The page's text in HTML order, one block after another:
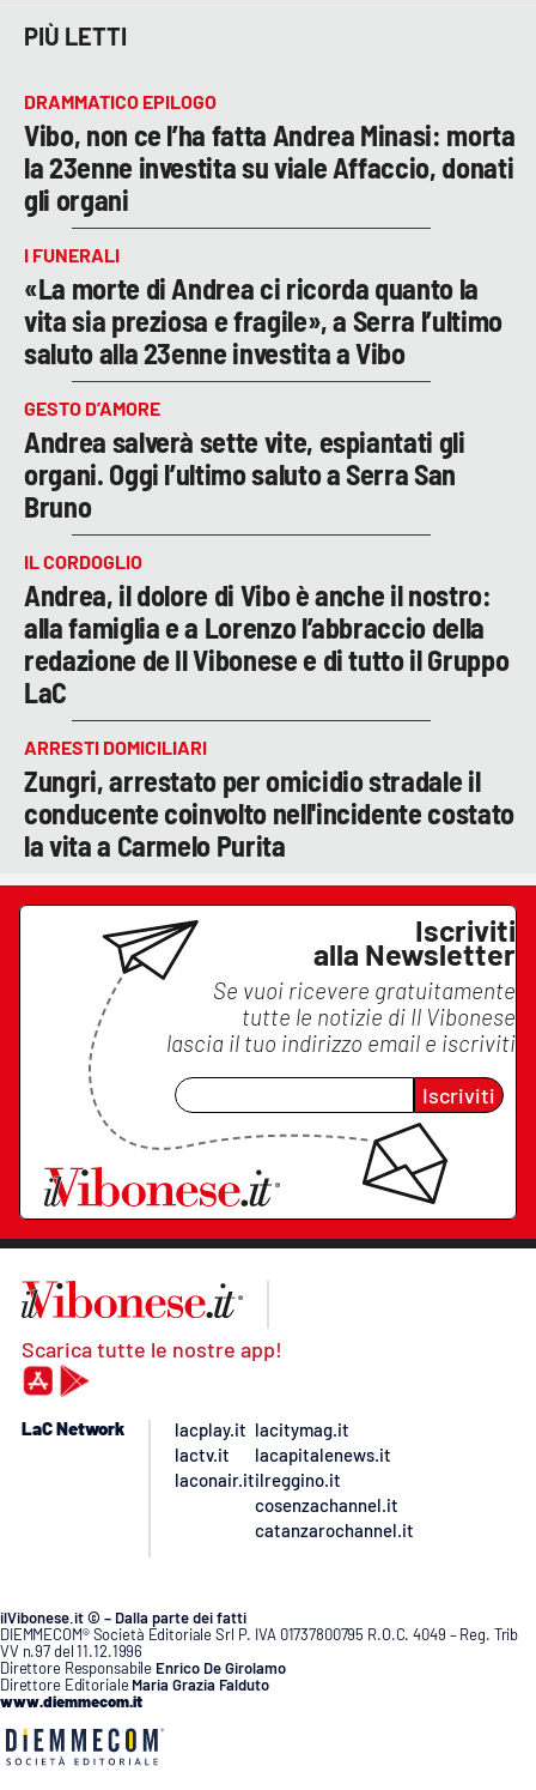
PIÙ LETTI
DRAMMATICO EPILOGO
Vibo, non ce l’ha fatta Andrea Minasi: morta
la 23enne investita su viale Affaccio, donati
gli organi
I FUNERALI
«La morte di Andrea ci ricorda quanto la
vita sia preziosa e fragile», a Serra l’ultimo
saluto alla 23enne investita a Vibo
GESTO D’AMORE
Andrea salverà sette vite, espiantati gli
organi. Oggi l’ultimo saluto a Serra San
Bruno
IL CORDOGLIO
Andrea, il dolore di Vibo è anche il nostro:
alla famiglia e a Lorenzo l’abbraccio della
redazione de Il Vibonese e di tutto il Gruppo
LaC
ARRESTI DOMICILIARI
Zungri, arrestato per omicidio stradale il
conducente coinvolto nell'incidente costato
la vita a Carmelo Purita
Iscriviti
alla Newsletter
Se vuoi ricevere gratuitamente
tutte le notizie di Il Vibonese
lascia il tuo indirizzo email e iscriviti
Iscriviti
Scarica tutte le nostre app!
LaC Network
lacplay.it
lactv.it
laconair.it
lacitymag.it
lacapitalenews.it
ilreggino.it
cosenzachannel.it
catanzarochannel.it
ilVibonese.it © – Dalla parte dei fatti
DIEMMECOM® Società Editoriale Srl P. IVA 01737800795 R.O.C. 4049 – Reg. Trib
VV n.97 del 11.12.1996
Direttore Responsabile Enrico De Girolamo
Direttore Editoriale Maria Grazia Falduto
www.diemmecom.it